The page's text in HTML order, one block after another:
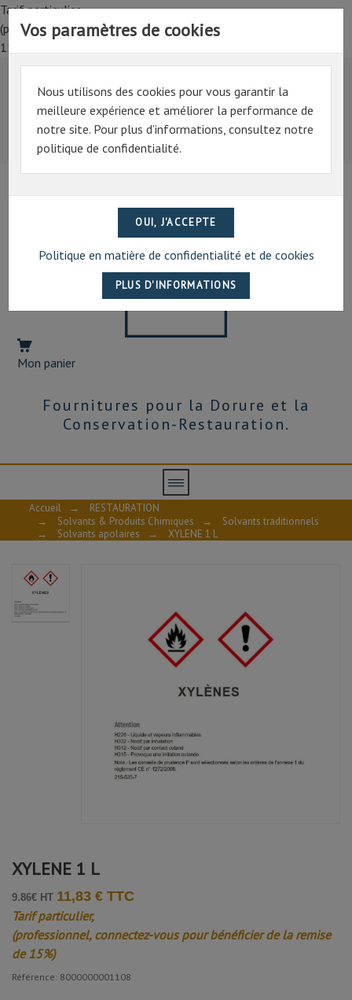
Tarif particulier,
(professionnel, connectez-vous pour bénéficier de la remise de
15%)
Tarif particulier,
(professionnel, connectez-vous pour bénéficier de la
remise de 15%)
07 69 94 13 47
Mon panier
Fournitures pour la Dorure et la
Conservation-Restauration.
Vos paramètres de cookies
Nous utilisons des cookies pour vous garantir la
meilleure expérience et améliorer la performance de
notre site. Pour plus d’informations, consultez notre
politique de confidentialité.
Politique en matière de confidentialité et de cookies
Accueil →
RESTAURATION
→
Solvants & Produits Chimiques →
Solvants traditionnels
→
Solvants apolaires → XYLENE 1 L
XYLENE 1 L
9.86€ HT 11,83 € TTC
Tarif particulier,
(professionnel, connectez-vous pour bénéficier de la remise
de 15%)
Référence: 8000000001108